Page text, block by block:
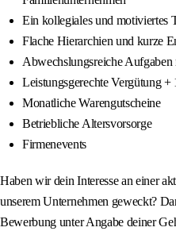
Ein kollegiales und motiviertes
Flache Hierarchien und kurze
Abwechslungsreiche
Leistungsgerechte Vergütung +
Monatliche Warengutscheine
Betriebliche Altersvorsorge
Firmenevents
Haben wir dein Interesse an einer
unserem Unternehmen geweckt?
Bewerbung unter Angabe deiner